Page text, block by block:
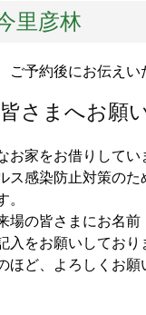
里彦林
予約後にお伝えい
さまへお願い
お家をお借りしてい
ス感染防止対策のた
。
場の皆さまにお名
入をお願いしており
ほど、よろしくお願